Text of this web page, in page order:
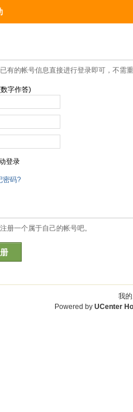
有的帐号信息直接进行登录即可，不需
字作答)
登录
密码?
册一个属于自己的帐号吧。
我
Powered by UCenter